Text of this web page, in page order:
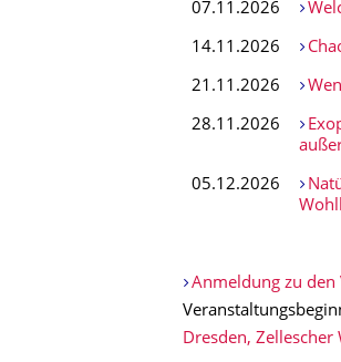
07.11.2026
14.11.2026
21.11.2026
28.11.2026
05.12.2026
Anmeldung zu den
Dresden, Zellescher